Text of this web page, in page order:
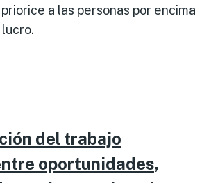
a las personas por encima
del trabajo
oportunidades,